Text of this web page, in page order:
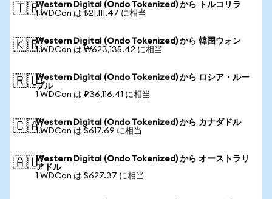
🇹🇷Western Digital (Ondo Tokenized) から トルコリラ
1 WDCon は ₺21,111.47 に相当
🇰🇷Western Digital (Ondo Tokenized) から 韓国ウォン
1 WDCon は ₩623,135.42 に相当
🇷🇺Western Digital (Ondo Tokenized) から ロシア・ルー
ブル
1 WDCon は ₽36,116.41 に相当
🇨🇦Western Digital (Ondo Tokenized) から カナダドル
1 WDCon は $617.69 に相当
🇦🇺Western Digital (Ondo Tokenized) から オーストラリ
アドル
1 WDCon は $627.37 に相当